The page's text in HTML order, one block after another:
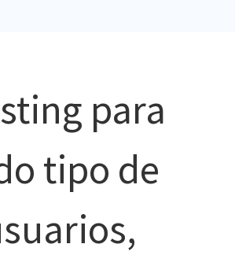
para
tipo de